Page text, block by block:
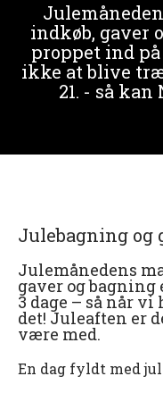
indkøb, gaver
proppet ind
ikke at blive
21. - så
Julebagning og
Julemånedens
gaver og bagning
3 dage – så når
det! Juleaften er
være med.
En dag fyldt med